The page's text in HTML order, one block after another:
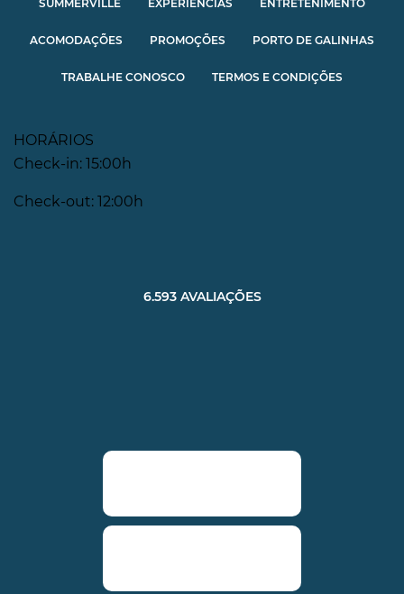
SUMMERVILLE EXPERIÊNCIAS ENTRETENIMENTO
ACOMODAÇÕES PROMOÇÕES PORTO DE GALINHAS
TRABALHE CONOSCO TERMOS E CONDIÇÕES
HORÁRIOS
Check-in: 15:00h
Check-out: 12:00h
6.593 AVALIAÇÕES